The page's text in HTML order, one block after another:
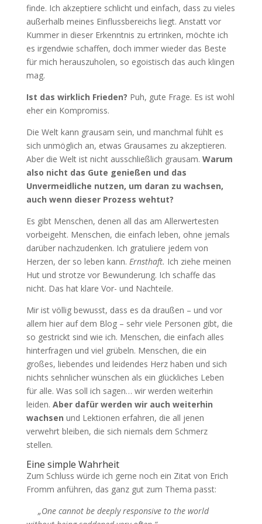
finde. Ich akzeptiere schlicht und einfach, dass zu vieles
außerhalb meines Einflussbereichs liegt. Anstatt vor
Kummer in dieser Erkenntnis zu ertrinken, möchte ich
es irgendwie schaffen, doch immer wieder das Beste
für mich herauszuholen, so egoistisch das auch klingen
mag.
Ist das wirklich Frieden? Puh, gute Frage. Es ist wohl
eher ein Kompromiss.
Die Welt kann grausam sein, und manchmal fühlt es
sich unmöglich an, etwas Grausames zu akzeptieren.
Aber die Welt ist nicht ausschließlich grausam. Warum
also nicht das Gute genießen und das
Unvermeidliche nutzen, um daran zu wachsen,
auch wenn dieser Prozess wehtut?
Es gibt Menschen, denen all das am Allerwertesten
vorbeigeht. Menschen, die einfach leben, ohne jemals
darüber nachzudenken. Ich gratuliere jedem von
Herzen, der so leben kann. Ernsthaft. Ich ziehe meinen
Hut und strotze vor Bewunderung. Ich schaffe das
nicht. Das hat klare Vor- und Nachteile.
Mir ist völlig bewusst, dass es da draußen – und vor
allem hier auf dem Blog – sehr viele Personen gibt, die
so gestrickt sind wie ich. Menschen, die einfach alles
hinterfragen und viel grübeln. Menschen, die ein
großes, liebendes und leidendes Herz haben und sich
nichts sehnlicher wünschen als ein glückliches Leben
für alle. Was soll ich sagen… wir werden weiterhin
leiden. Aber dafür werden wir auch weiterhin
wachsen und Lektionen erfahren, die all jenen
verwehrt bleiben, die sich niemals dem Schmerz
stellen.
Eine simple Wahrheit
Zum Schluss würde ich gerne noch ein Zitat von Erich
Fromm anführen, das ganz gut zum Thema passt:
„One cannot be deeply responsive to the world